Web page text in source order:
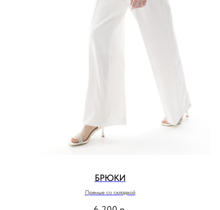
БРЮКИ
Прямые со складкой